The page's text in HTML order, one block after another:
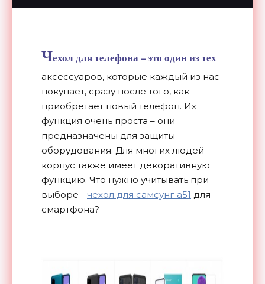
Чехол для телефона – это один из тех
аксессуаров, которые каждый из нас
покупает, сразу после того, как
приобретает новый телефон. Их
функция очень проста – они
предназначены для защиты
оборудования. Для многих людей
корпус также имеет декоративную
функцию. Что нужно учитывать при
выборе - чехол для самсунг а51 для
смартфона?